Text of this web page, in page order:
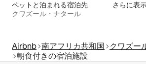
ペットと泊まれる宿泊先
クワズール・ナタール
さらに表
Airbnb 南アフリカ共和国
クワズー
朝食付きの宿泊施設